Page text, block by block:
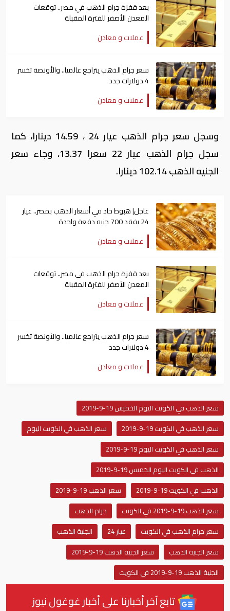
بعد قفزة جرام الذهب في مصر.. توقعات
المعدن الأصفر للفترة المقبلة
عملات و معادن
سعر جرام الذهب يتراجع عالميا.. والأونصة تخسر
4 دولارات جدد
عملات و معادن
وسجل سعر جرام الذهب عيار 24 ، 14.59 دينارا، كما
سجل جرام الذهب عيار 22 سعرا 13.37، وجاء سعر
الجنيه الذهب 102.14 دينارا.
عاجل| هبوط حاد في أسعار الذهب بمصر.. عيار
24 يفقد 700 جنيه دفعة واحدة
عملات و معادن
بعد قفزة جرام الذهب في مصر.. توقعات
المعدن الأصفر للفترة المقبلة
عملات و معادن
سعر جرام الذهب يتراجع عالميا.. والأونصة تخسر
4 دولارات جدد
عملات و معادن
سعر الذهب في الكويت اليوم الخميس 19-9-2019
سعر الذهب في الكويت 19-9-2019
سعر الذهب في الكويت اليوم
سعر الذهب في الكويت اليوم 19-9-2019
الذهب في الكويت اليوم الخميس 19-9-2019
الذهب في الكويت 19-9-2019
سعر الذهب 19-9-2019
سعر الذهب 19-9-2019 في الكويت
جرام الذهب
سعر جرام الذهب في الكويت
عيار 24
الجنية الذهب
سعر الجنية الذهب
سعر الجنية الذهب 19-9-2019
الجنية الذهب 19-9-2019 في الكويت
تابع آخر أخبارنا على أخبار غوغول نيوز